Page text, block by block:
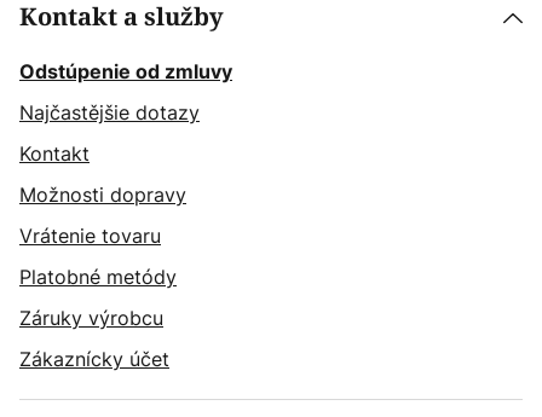
Kontakt a služby
Odstúpenie od zmluvy
Najčastějšie dotazy
Kontakt
Možnosti dopravy
Vrátenie tovaru
Platobné metódy
Záruky výrobcu
Zákaznícky účet